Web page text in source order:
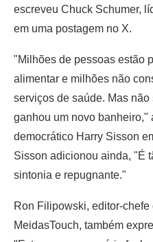
escreveu Chuck Schumer,
em uma postagem no X.
"Milhões de pessoas estão
alimentar e milhões não
serviços de saúde. Mas
ganhou um novo banheiro,"
democrático Harry Sisson
Sisson adicionou ainda, "É
sintonia e repugnante."
Ron Filipowski, editor-
MeidasTouch, também